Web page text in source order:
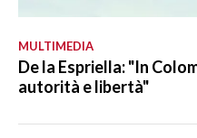
MULTIMEDIA
De la Espriella: "In
autorità e libertà"